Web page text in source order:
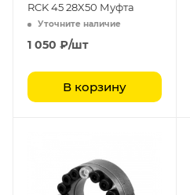
RCK 45 28X50 Муфта
Уточните наличие
1 050 ₽/шт
В корзину